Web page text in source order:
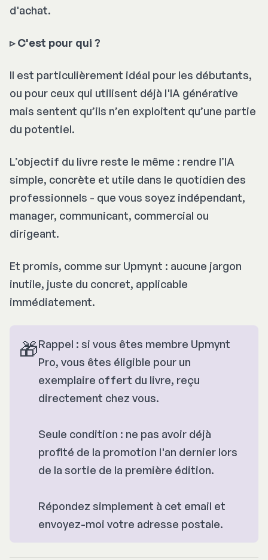
d'achat.
▹ C'est pour qui ?
Il est particulièrement idéal pour les débutants,
ou pour ceux qui utilisent déjà l'IA générative
mais sentent qu’ils n’en exploitent qu’une partie
du potentiel.
L’objectif du livre reste le même : rendre l’IA
simple, concrète et utile dans le quotidien des
professionnels - que vous soyez indépendant,
manager, communicant, commercial ou
dirigeant.
Et promis, comme sur Upmynt : aucune jargon
inutile, juste du concret, applicable
immédiatement.
🎁Rappel : si vous êtes membre Upmynt
Pro, vous êtes éligible pour un
exemplaire offert du livre, reçu
directement chez vous.
Seule condition : ne pas avoir déjà
profité de la promotion l'an dernier lors
de la sortie de la première édition.
Répondez simplement à cet email et
envoyez-moi votre adresse postale.